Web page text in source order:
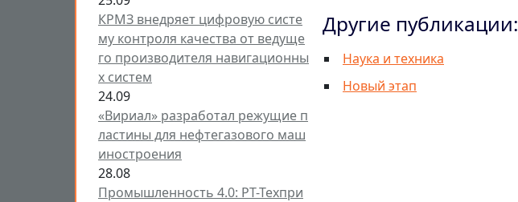
КРМЗ внедряет цифровую систе
му контроля качества от ведуще
го производителя навигационны
х систем
24.09
«Вириал» разработал режущие п
ластины для нефтегазового маш
иностроения
28.08
Промышленность 4.0: РТ-Техпри
Другие публикации:
Наука и техника
Новый этап